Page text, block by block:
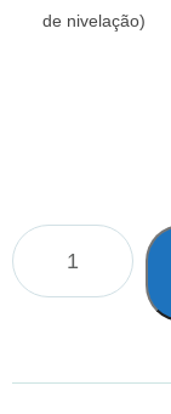
de nivelação)